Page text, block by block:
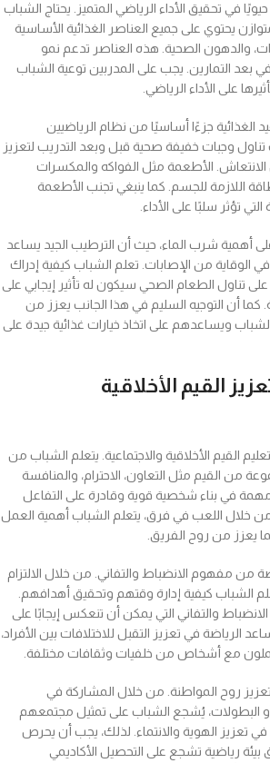
في تحقيق الأداء الرياضي المتميز. يحتاج الشباب
يحتوي على جميع العناصر الغذائية الأساسية
والدهون الصحية. هذه العناصر تدعم نمو
بعد التمارين. يجب على المدربين توعية الشباب
على الأداء الرياضي.
الغذائية جزءًا أساسيًا من نظام الرياضيين
تناول وجبات خفيفة صحية قبل وبعد التدريب لتعزيز
الأطعمة مثل الفواكه والمكسرات
اللازمة للجسم. كما ينبغي تجنب الأطعمة
تؤثر سلبًا على الأداء.
أهمية شرب الماء، حيث أن الترطيب الجيد يساعد
الوقاية من الإصابات. تعلم الشباب كيفية إدراك
على تناول الطعام الصحي سيكون له تأثير إيجابي على
كما أن التوجيه السليم في هذا الجانب يعزز من
ويساعدهم على اتخاذ خيارات غذائية جيدة على
القيم الأخلاقية
القيم الأخلاقية والاجتماعية. يتعلم الشباب من
من القيم مثل التعاون، الاحترام، والمنافسة
في بناء شخصية قوية وقادرة على التفاعل
خلال اللعب في فرق، يتعلم الشباب أهمية العمل
يعزز من روح الفريق.
من مفهوم الانضباط والتفاني. من خلال الالتزام
الشباب كيفية إدارة وقتهم وتحقيق أهدافهم.
والتفاني التي يمكن أن تنعكس إيجابًا على
الرياضة في تعزيز التقبل للاختلافات بين الأفراد،
مع أشخاص من خلفيات وثقافات مختلفة.
روح المواطنة. من خلال المشاركة في
أو البطولات، يُشجع الشباب على تمثيل مجتمعهم
تعزيز الهوية والانتماء. لذلك، يجب أن يحرص
بيئة رياضية تشجع على التحصيل الأكاديمي